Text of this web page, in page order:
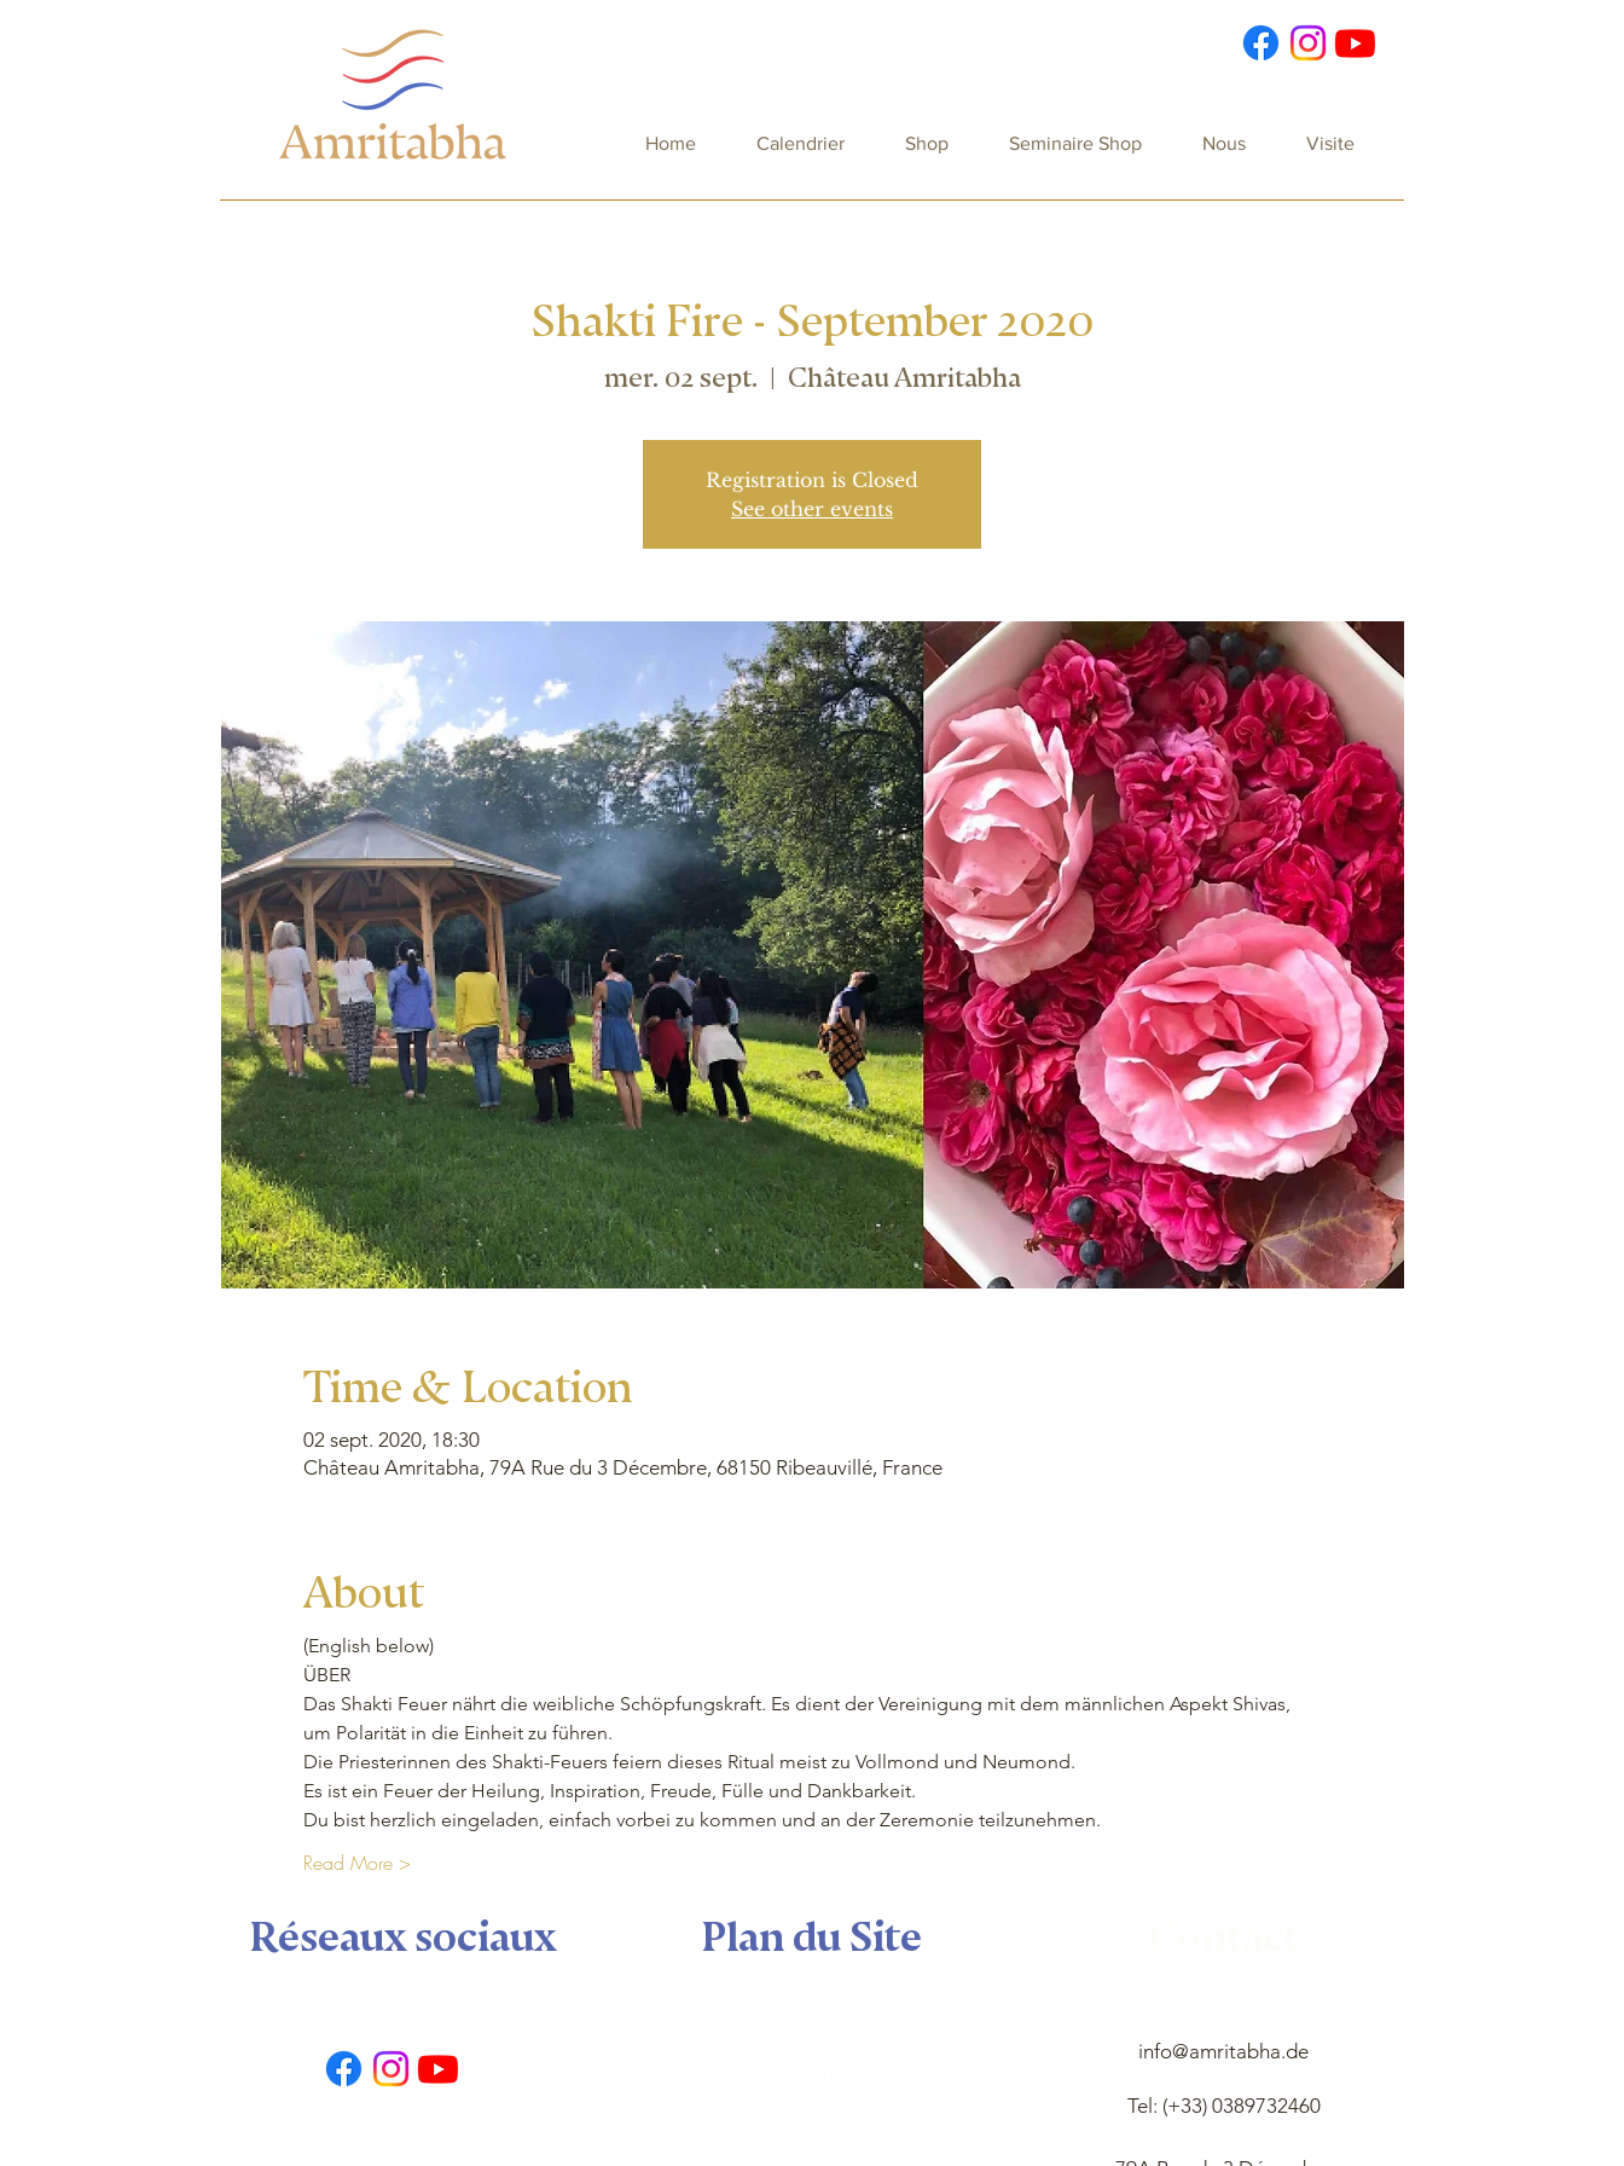
Home Calendrier Shop Seminaire Shop Nous Visite
Shakti Fire - September 2020
mer. 02 sept.
  |
Château Amritabha
Registration is Closed
See other events
Time & Location
02 sept. 2020, 18:30
Château Amritabha, 79A Rue du 3 Décembre, 68150 Ribeauvillé, France
About
(English below)
ÜBER
Das Shakti Feuer nährt die weibliche Schöpfungskraft. Es dient der Vereinigung mit dem männlichen Aspekt Shivas,
um Polarität in die Einheit zu führen.
Die Priesterinnen des Shakti-Feuers feiern dieses Ritual meist zu Vollmond und Neumond.
Es ist ein Feuer der Heilung, Inspiration, Freude, Fülle und Dankbarkeit.
Du bist herzlich eingeladen, einfach vorbei zu kommen und an der Zeremonie teilzunehmen.
Read More >
Plan du Site
Réseaux sociaux
Tel: (+33) 0389732460
info@amritabha.de